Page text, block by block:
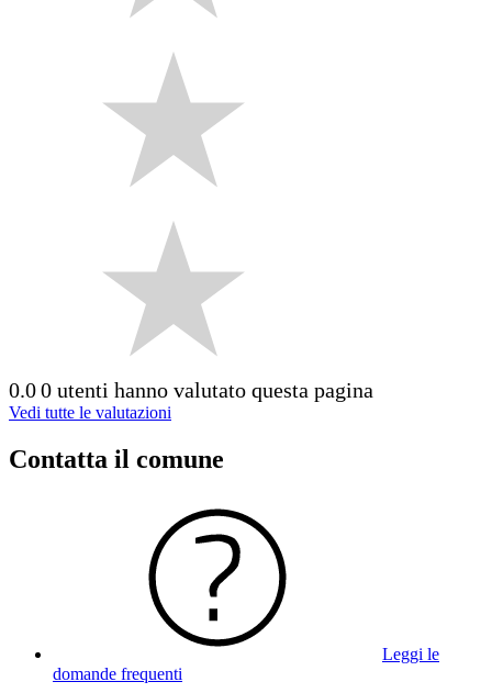
0.00 utenti hanno valutato questa pagina
Vedi tutte le valutazioni
Contatta il comune
Leggi le
domande frequenti